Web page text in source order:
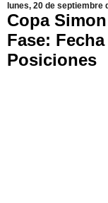
lunes, 20 de septiembre
Copa
Fase:
Posiciones